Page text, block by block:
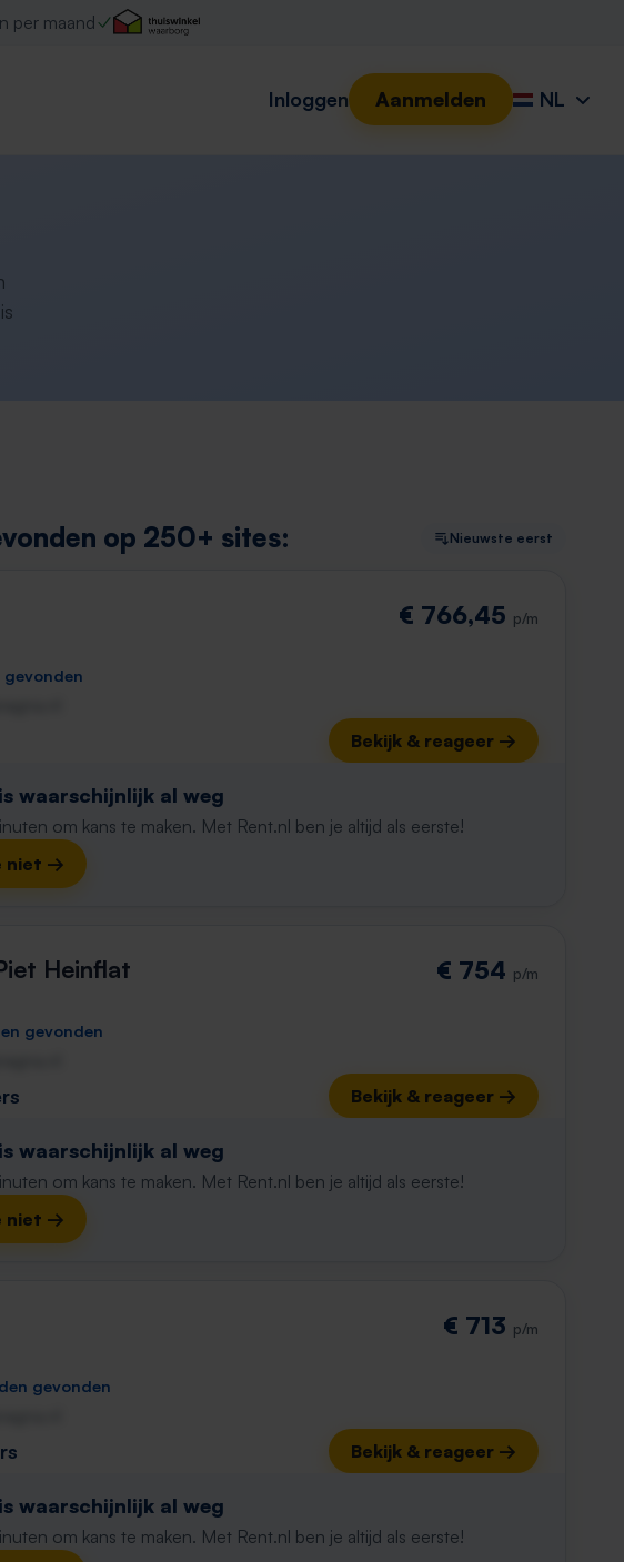
per maand
Inloggen Aanmelden NL
op 250+ sites: Nieuwste eerst
€ 766,45 p/m
gevonden
Bekijk & reageer →
waarschijnlijk al weg
om kans te maken. Met Rent.nl ben je altijd als eerste!
niet →
Heinflat € 754 p/m
gevonden
Bekijk & reageer →
waarschijnlijk al weg
om kans te maken. Met Rent.nl ben je altijd als eerste!
niet →
€ 713 p/m
gevonden
Bekijk & reageer →
waarschijnlijk al weg
om kans te maken. Met Rent.nl ben je altijd als eerste!